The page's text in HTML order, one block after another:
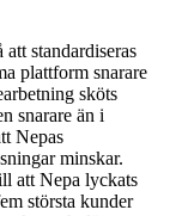
standardiseras
plattform snarare
sköts
snarare än i
Nepas
minskar.
att Nepa lyckats
största kunder